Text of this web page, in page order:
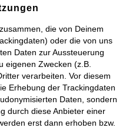
die von Deinem
oder die von uns
Daten zur Aussteuerung
eigenen Zwecken (z.B.
verarbeiten. Vor diesem
Erhebung der Trackingdaten
Daten, sondern
durch diese Anbieter einer
erst dann erhoben bzw.